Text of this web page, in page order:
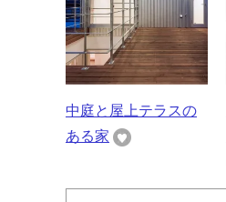
中庭と屋上テラスの
ある家